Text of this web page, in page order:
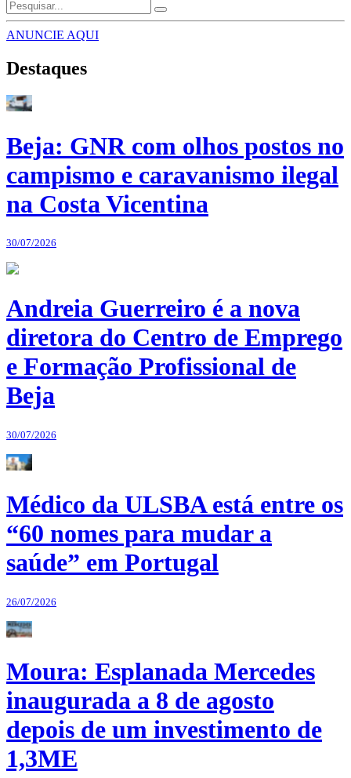
ANUNCIE AQUI
Destaques
Beja: GNR com olhos postos no
campismo e caravanismo ilegal
na Costa Vicentina
30/07/2026
Andreia Guerreiro é a nova
diretora do Centro de Emprego
e Formação Profissional de
Beja
30/07/2026
Médico da ULSBA está entre os
“60 nomes para mudar a
saúde” em Portugal
26/07/2026
Moura: Esplanada Mercedes
inaugurada a 8 de agosto
depois de um investimento de
1,3ME